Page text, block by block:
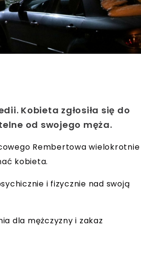
Kobieta zgłosiła się do
od swojego męża.
Rembertowa wielokrotnie
kobieta.
i fizycznie nad swoją
dla mężczyzny i zakaz